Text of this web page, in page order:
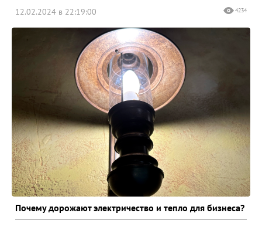
12.02.2024 в 22:19:00 4234
Почему дорожают электричество и тепло для бизнеса?